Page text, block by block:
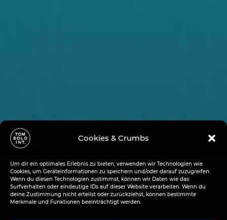
Cookies & Crumbs
Um dir ein optimales Erlebnis zu bieten, verwenden wir Technologien wie
Cookies, um Geräteinformationen zu speichern und/oder darauf zuzugreifen.
Wenn du diesen Technologien zustimmst, können wir Daten wie das
Surfverhalten oder eindeutige IDs auf dieser Website verarbeiten. Wenn du
deine Zustimmung nicht erteilst oder zurückziehst, können bestimmte
Merkmale und Funktionen beeinträchtigt werden.